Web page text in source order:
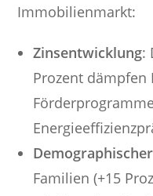
Immobilienmarkt:
Zinsentwicklung:
Prozent dämpfen
Familien (+15